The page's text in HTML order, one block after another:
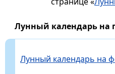
Лунный календарь на
Лунный календарь на